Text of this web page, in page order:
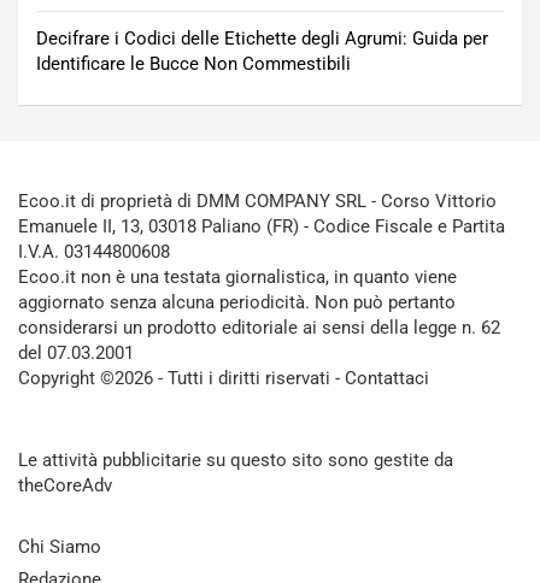
Decifrare i Codici delle Etichette degli Agrumi: Guida per
Identificare le Bucce Non Commestibili
Ecoo.it di proprietà di DMM COMPANY SRL - Corso Vittorio
Emanuele II, 13, 03018 Paliano (FR) - Codice Fiscale e Partita
I.V.A. 03144800608
Ecoo.it non è una testata giornalistica, in quanto viene
aggiornato senza alcuna periodicità. Non può pertanto
considerarsi un prodotto editoriale ai sensi della legge n. 62
del 07.03.2001
Copyright ©2026 - Tutti i diritti riservati - Contattaci
Le attività pubblicitarie su questo sito sono gestite da
theCoreAdv
Chi Siamo